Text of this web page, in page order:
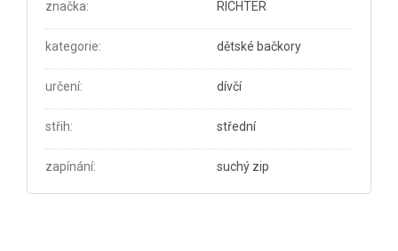
značka: RICHTER
kategorie: dětské bačkory
určení: dívčí
střih: střední
zapínání: suchý zip